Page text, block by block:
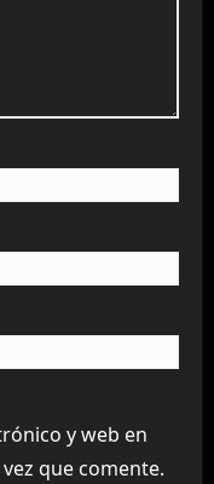
y web en
que comente.